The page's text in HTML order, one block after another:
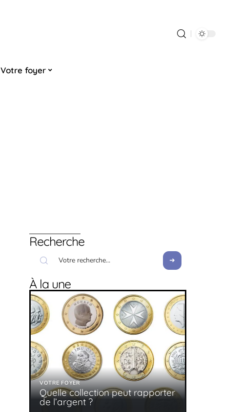
Votre foyer
Recherche
À la une
VOTRE FOYER
Quelle collection peut rapporter
de l’argent ?